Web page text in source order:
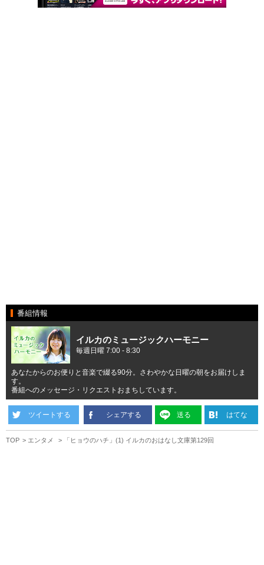
番組情報
イルカのミュージックハーモニー
毎週日曜 7:00 - 8:30
あなたからのお便りと音楽で綴る90分。さわやかな日曜の朝をお届けしま
す。
番組へのメッセージ・リクエストおまちしています。
ツイートする シェアする 送る はてな
TOP エンタメ 「ヒョウのハチ」(1) イルカのおはなし文庫第129回